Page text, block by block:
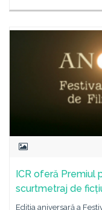
ICR oferă Premiul
scurtmetraj de
Ediţia aniversară a